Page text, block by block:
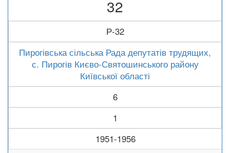
32
Р-32
Пирогівська сільська Рада депутатів трудящих,
с. Пирогів Києво-Святошинського району
Київської області
6
1
1951-1956